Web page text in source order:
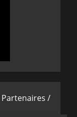
Partenaires /